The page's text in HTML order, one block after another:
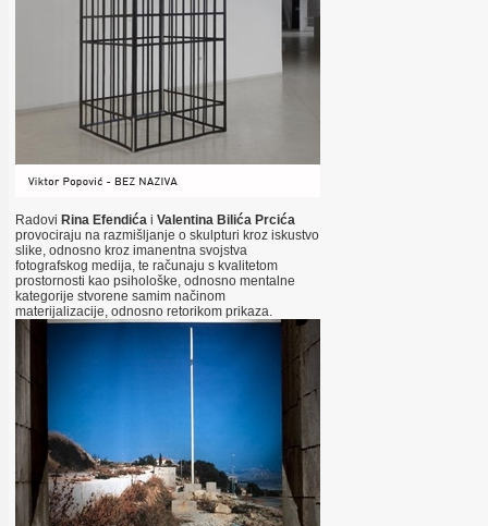
Radovi Rina Efendića i Valentina Bilića Prcića
provociraju na razmišljanje o skulpturi kroz iskustvo
slike, odnosno kroz imanentna svojstva
fotografskog medija, te računaju s kvalitetom
prostornosti kao psihološke, odnosno mentalne
kategorije stvorene samim načinom
materijalizacije, odnosno retorikom prikaza.